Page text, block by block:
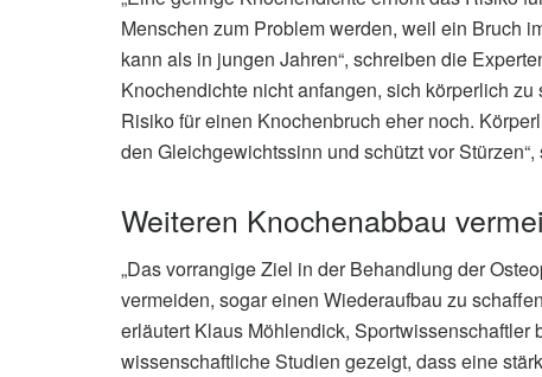
Menschen zum Problem werden, weil ein Bruch
kann als in jungen Jahren“, schreiben die
Knochendichte nicht anfangen, sich körperlich
Risiko für einen Knochenbruch eher noch.
den Gleichgewichtssinn und schützt vor
Weiteren Knochenabbau
„Das vorrangige Ziel in der Behandlung der
vermeiden, sogar einen Wiederaufbau zu
erläutert Klaus Möhlendick,
wissenschaftliche Studien gezeigt, dass eine